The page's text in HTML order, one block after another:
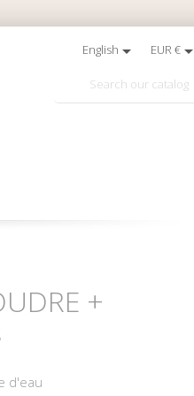
English EUR €
+
d'eau